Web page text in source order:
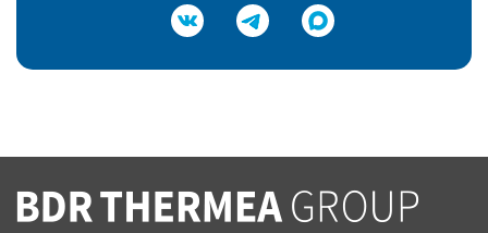
Подтвердить e-mail
Вы соглашаетесь с нашей политикой
конфеденциальности